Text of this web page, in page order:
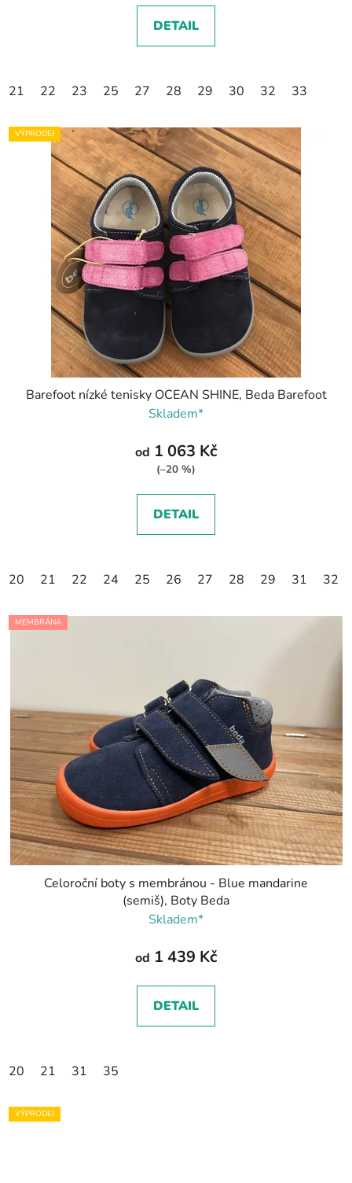
DETAIL
21 22 23 25 27 28 29 30 32 33
VÝPRODEJ
Barefoot nízké tenisky OCEAN SHINE, Beda Barefoot
Skladem*
od 1 063 Kč
(–20 %)
DETAIL
20 21 22 24 25 26 27 28 29 31 32
MEMBRÁNA
Celoroční boty s membránou - Blue mandarine
(semiš), Boty Beda
Skladem*
od 1 439 Kč
DETAIL
20 21 31 35
VÝPRODEJ